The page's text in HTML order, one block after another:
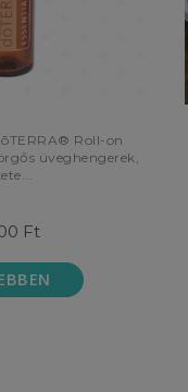
Roll-on
üveghengerek,
Ft